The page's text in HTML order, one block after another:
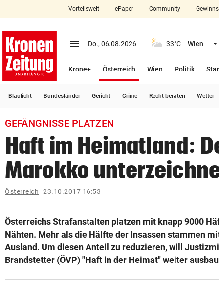
closeSchließen
account_circle Anmelden
arrow_right
bookmark
search
Suchbegriff
eingeben
© Krone Multimedia GmbH & Co KG 2026
Muthgasse 2, 1190 Wien
Vorteilswelt ePaper Community
menu Menü aufklappen
Do., 06.08.2026 33°C Wien
Krone+ Österreich
Wien
Politik
Blaulicht Bundesländer Gericht Crime Recht beraten Wetter
GEFÄNGNISSE PLATZEN
Haft im Heimatland:
Marokko
Österreich 23.10.2017 16:53
Österreichs Strafanstalten platzen mit knapp 9000
Nähten. Mehr als die Hälfte der Insassen stammen
Ausland. Um diesen Anteil zu reduzieren, will
Brandstetter (ÖVP) "Haft in der Heimat" weiter